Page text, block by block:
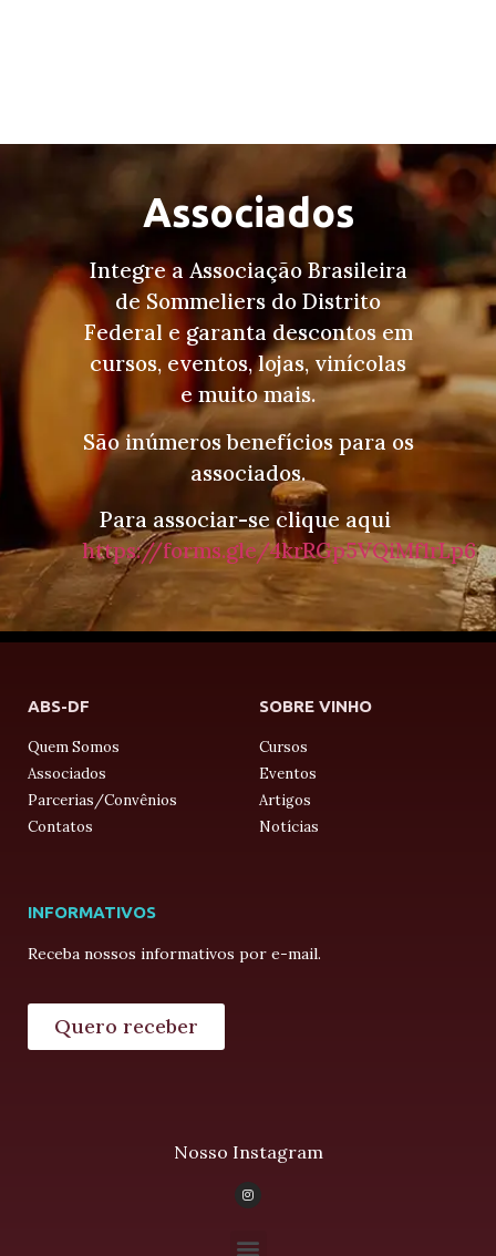
Associados
Integre a Associação Brasileira
de Sommeliers do Distrito
Federal e garanta descontos em
cursos, eventos, lojas, vinícolas
e muito mais.
São inúmeros benefícios para os
associados.
Para associar-se clique aqui
https://forms.gle/4krRGp5VQiMf1rLp6
ABS-DF
Quem Somos
Associados
Parcerias/Convênios
Contatos
SOBRE VINHO
Cursos
Eventos
Artigos
Notícias
INFORMATIVOS
Receba nossos informativos por e-mail.
Quero receber
Nosso Instagram